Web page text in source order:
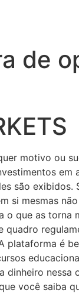
de
motivo ou
são
si mesmas
que as
é
você saiba